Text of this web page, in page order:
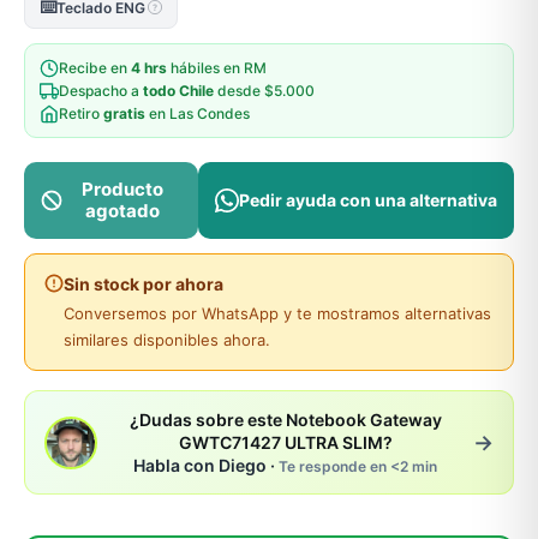
⌨️Teclado ENG ?
Recibe en 4 hrs hábiles en RM
Despacho a todo Chile desde $5.000
Retiro gratis en Las Condes
Producto
agotado
Pedir ayuda con una alternativa
Sin stock por ahora
Conversemos por WhatsApp y te mostramos alternativas
similares disponibles ahora.
¿Dudas sobre este Notebook Gateway
GWTC71427 ULTRA SLIM?
Habla con Diego · Te responde en <2 min
→